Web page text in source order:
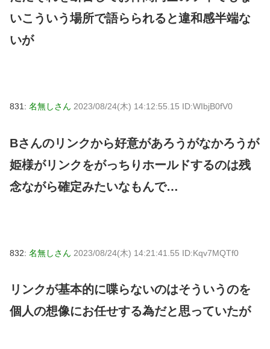
いこういう場所で語らられると違和感半端な
いが
831: 名無しさん 2023/08/24(木) 14:12:55.15 ID:WIbjB0fV0
Bさんのリンクから好意があろうがなかろうが
姫様がリンクをがっちりホールドするのは残
念ながら確定みたいなもんで…
832: 名無しさん 2023/08/24(木) 14:21:41.55 ID:Kqv7MQTf0
リンクが基本的に喋らないのはそういうのを
個人の想像にお任せする為だと思っていたが